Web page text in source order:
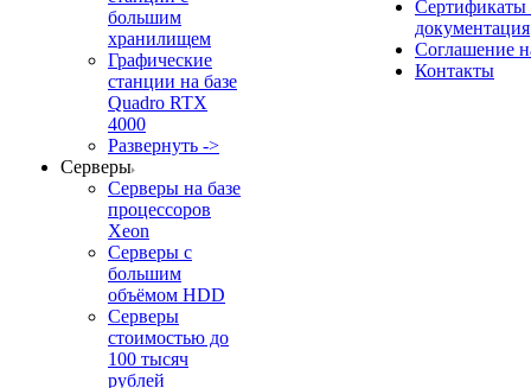
большим
хранилищем
Графические
станции на базе
Quadro RTX
4000
Развернуть ->
Серверы
Серверы на базе
процессоров
Xeon
Серверы с
большим
объёмом HDD
Серверы
стоимостью до
100 тысяч
рублей
Сертификаты
документация
Соглашение
Контакты